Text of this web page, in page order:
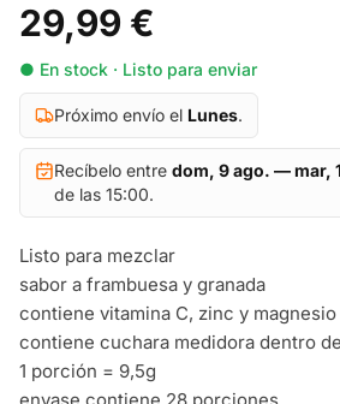
29,99 €
● En stock · Listo para enviar
Próximo envío el Lunes.
Recíbelo entre dom, 9 ago. — mar,
de las 15:00.
Listo para mezclar
sabor a frambuesa y granada
contiene vitamina C, zinc y magnesio
contiene cuchara medidora dentro
1 porción = 9,5g